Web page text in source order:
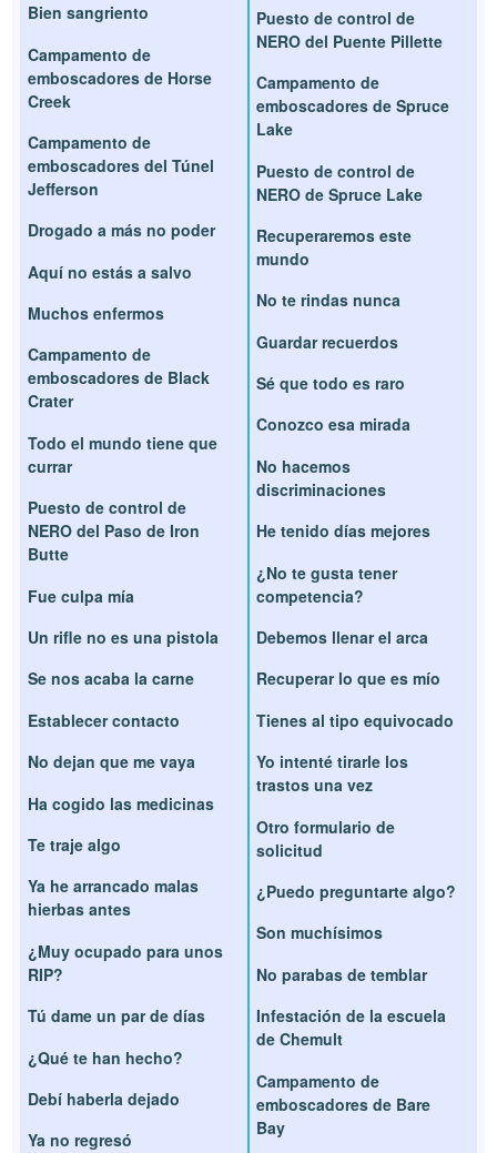
Bien sangriento
Campamento de
emboscadores de Horse
Creek
Campamento de
emboscadores del Túnel
Jefferson
Drogado a más no poder
Aquí no estás a salvo
Muchos enfermos
Campamento de
emboscadores de Black
Crater
Todo el mundo tiene que
currar
Puesto de control de
NERO del Paso de Iron
Butte
Fue culpa mía
Un rifle no es una pistola
Se nos acaba la carne
Establecer contacto
No dejan que me vaya
Ha cogido las medicinas
Te traje algo
Ya he arrancado malas
hierbas antes
¿Muy ocupado para unos
RIP?
Tú dame un par de días
¿Qué te han hecho?
Debí haberla dejado
Ya no regresó
Puesto de control de
NERO del Puente Pillette
Campamento de
emboscadores de Spruce
Lake
Puesto de control de
NERO de Spruce Lake
Recuperaremos este
mundo
No te rindas nunca
Guardar recuerdos
Sé que todo es raro
Conozco esa mirada
No hacemos
discriminaciones
He tenido días mejores
¿No te gusta tener
competencia?
Debemos llenar el arca
Recuperar lo que es mío
Tienes al tipo equivocado
Yo intenté tirarle los
trastos una vez
Otro formulario de
solicitud
¿Puedo preguntarte algo?
Son muchísimos
No parabas de temblar
Infestación de la escuela
de Chemult
Campamento de
emboscadores de Bare
Bay